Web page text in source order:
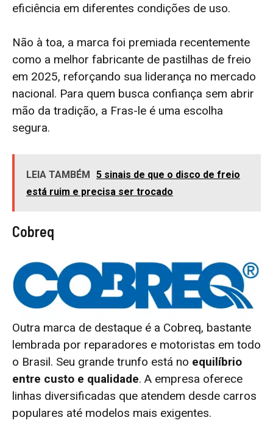
eficiência em diferentes condições de uso.
Não à toa, a marca foi premiada recentemente
como a melhor fabricante de pastilhas de freio
em 2025, reforçando sua liderança no mercado
nacional. Para quem busca confiança sem abrir
mão da tradição, a Fras-le é uma escolha
segura.
LEIA TAMBÉM 5 sinais de que o disco de freio
está ruim e precisa ser trocado
Cobreq
Outra marca de destaque é a Cobreq, bastante
lembrada por reparadores e motoristas em todo
o Brasil. Seu grande trunfo está no equilíbrio
entre custo e qualidade. A empresa oferece
linhas diversificadas que atendem desde carros
populares até modelos mais exigentes.